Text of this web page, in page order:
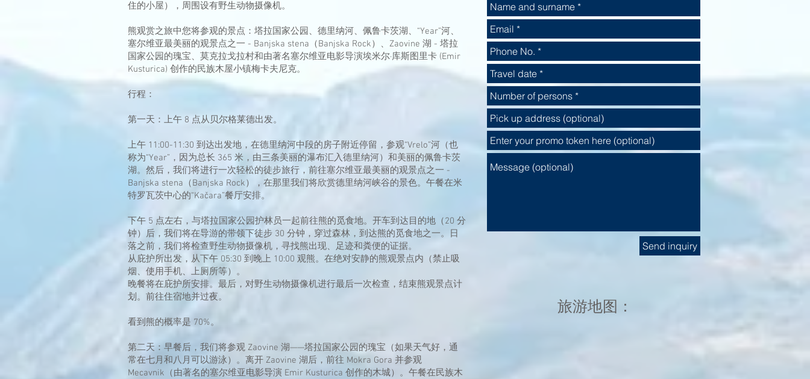
住的小屋），周围设有野生动物摄像机。
熊观赏之旅中您将参观的景点：塔拉国家公园、德里纳河、佩鲁卡茨湖、“Year”河、
塞尔维亚最美丽的观景点之一 - Banjska stena（Banjska Rock）、Zaovine 湖 - 塔拉
国家公园的瑰宝、莫克拉戈拉村和由著名塞尔维亚电影导演埃米尔·库斯图里卡 (Emir
Kusturica) 创作的民族木屋小镇梅卡夫尼克。
行程：
第一天：上午 8 点从贝尔格莱德出发。
上午 11:00-11:30 到达出发地，在德里纳河中段的房子附近停留，参观“Vrelo”河（也
称为“Year”，因为总长 365 米，由三条美丽的瀑布汇入德里纳河）和美丽的佩鲁卡茨
湖。然后，我们将进行一次轻松的徒步旅行，前往塞尔维亚最美丽的观景点之一 -
Banjska stena（Banjska Rock），在那里我们将欣赏德里纳河峡谷的景色。午餐在米
特罗瓦茨中心的“Kačara”餐厅安排。
下午 5 点左右，与塔拉国家公园护林员一起前往熊的觅食地。开车到达目的地（20 分
钟）后，我们将在导游的带领下徒步 30 分钟，穿过森林，到达熊的觅食地之一。日
落之前，我们将检查野生动物摄像机，寻找熊出现、足迹和粪便的证据。
从庇护所出发，从下午 05:30 到晚上 10:00 观熊。在绝对安静的熊观景点内（禁止吸
烟、使用手机、上厕所等）。
晚餐将在庇护所安排。最后，对野生动物摄像机进行最后一次检查，结束熊观景点计
划。前往住宿地并过夜。
看到熊的概率是 70%。
第二天：早餐后，我们将参观 Zaovine 湖——塔拉国家公园的瑰宝（如果天气好，通
常在七月和八月可以游泳）。离开 Zaovine 湖后，前往 Mokra Gora 并参观
Mecavnik（由著名的塞尔维亚电影导演 Emir Kusturica 创作的木城）。午餐在民族木
Send inquiry
旅游地图：